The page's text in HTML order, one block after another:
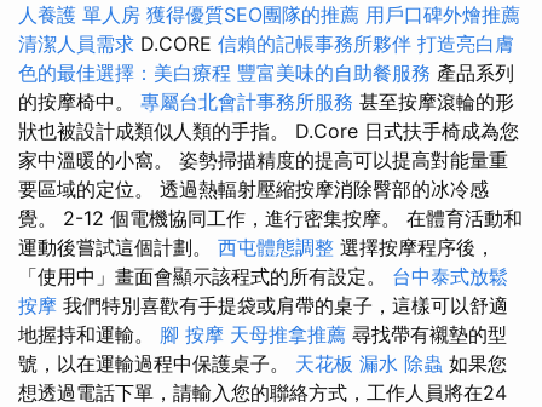
人養護 單人房 獲得優質SEO團隊的推薦 用戶口碑外燴推薦
清潔人員需求 D.CORE 信賴的記帳事務所夥伴 打造亮白膚
色的最佳選擇：美白療程 豐富美味的自助餐服務 產品系列
的按摩椅中。 專屬台北會計事務所服務 甚至按摩滾輪的形
狀也被設計成類似人類的手指。 D.Core 日式扶手椅成為您
家中溫暖的小窩。 姿勢掃描精度的提高可以提高對能量重
要區域的定位。 透過熱輻射壓縮按摩消除臀部的冰冷感
覺。 2-12 個電機協同工作，進行密集按摩。 在體育活動和
運動後嘗試這個計劃。 西屯體態調整 選擇按摩程序後，
「使用中」畫面會顯示該程式的所有設定。 台中泰式放鬆
按摩 我們特別喜歡有手提袋或肩帶的桌子，這樣可以舒適
地握持和運輸。 腳 按摩 天母推拿推薦 尋找帶有襯墊的型
號，以在運輸過程中保護桌子。 天花板 漏水 除蟲 如果您
想透過電話下單，請輸入您的聯絡方式，工作人員將在24